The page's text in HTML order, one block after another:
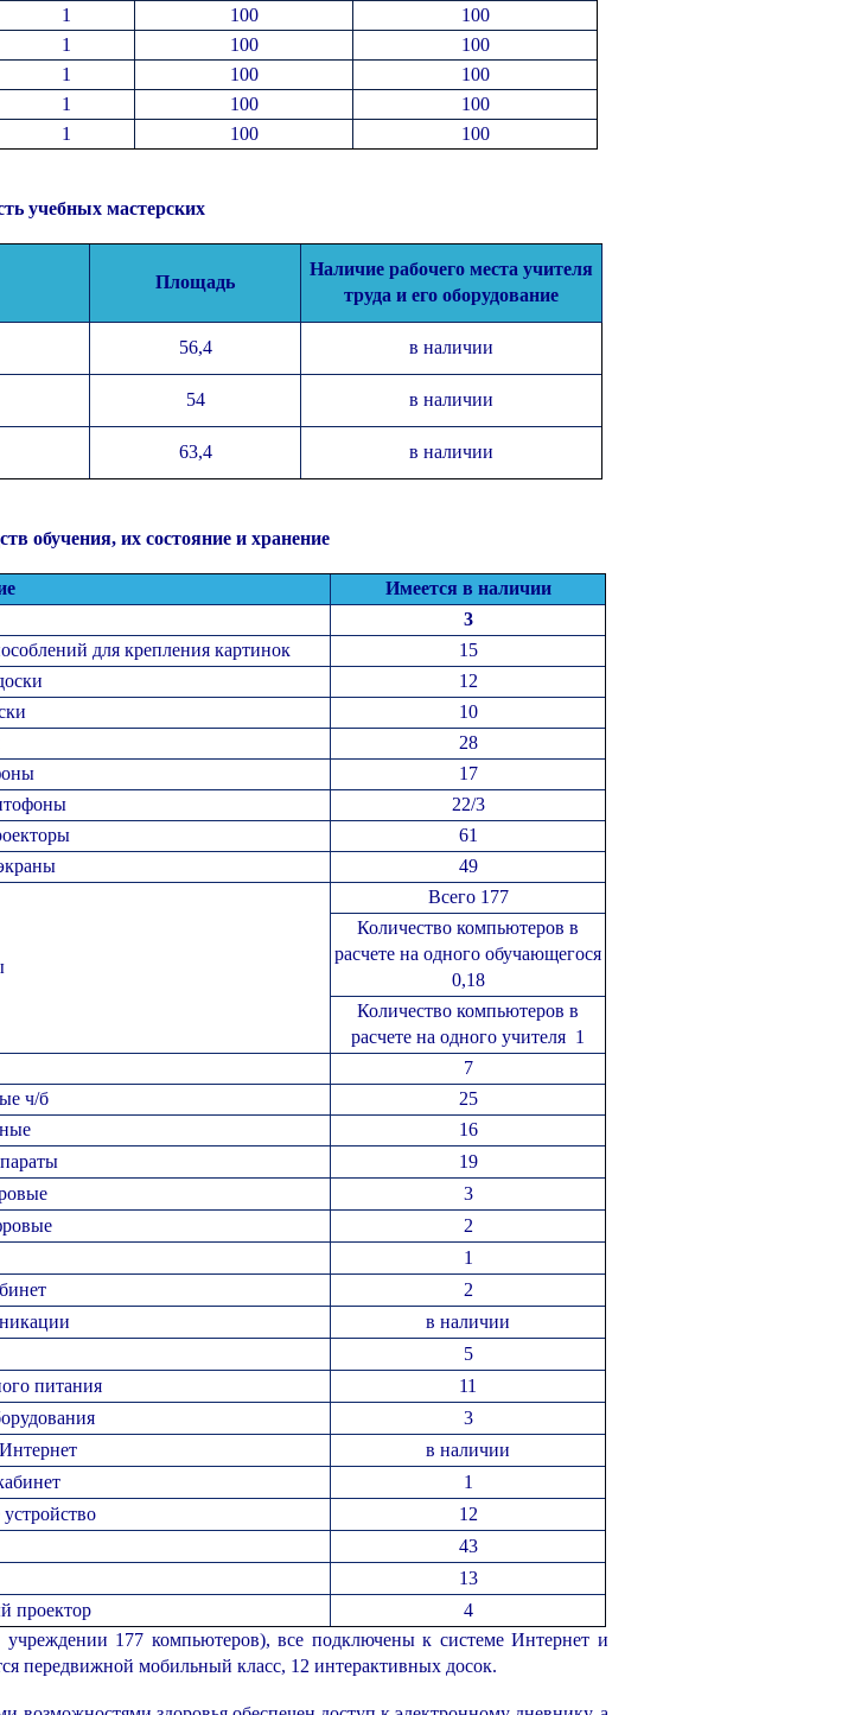
1 100
100
1 100
100
1 100
100
1 100
100
1 100 100
учебных мастерских
Площадь
Наличие рабочего места учителя
труда и его оборудование
56,4 в наличии
54 в наличии
63,4 в наличии
обучения, их состояние и хранение
Имеется в наличии
3
для крепления картинок
15
12
10
28
17
22/3
61
49
Всего 177
Количество компьютеров в
расчете на одного обучающегося
0,18
Количество компьютеров в
расчете на одного учителя 1
7
ч/б
25
16
19
3
2
1
2
в наличии
5
питания
11
3
в наличии
1
12
43
13
проектор
4
177 компьютеров), все подключены к системе Интернет и
передвижной мобильный класс, 12 интерактивных досок.